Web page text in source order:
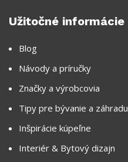
Užitočné informácie
Blog
Návody a príručky
Značky a výrobcovia
Tipy pre bývanie a záhradu
Inšpirácie kúpeľne
Interiér & Bytový dizajn